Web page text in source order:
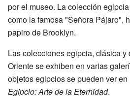
por el museo. La colección
como la famosa "Señora Pájaro",
papiro de Brooklyn.
Las colecciones egipcia, clásica
Oriente se exhiben en varias
objetos egipcios se pueden ver
Egipcio: Arte de la Eternidad.